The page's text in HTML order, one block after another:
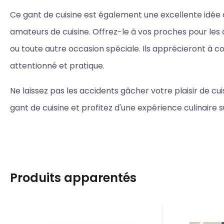
Ce gant de cuisine est également une excellente idée
amateurs de cuisine. Offrez-le à vos proches pour les
ou toute autre occasion spéciale. Ils apprécieront à
attentionné et pratique.
Ne laissez pas les accidents gâcher votre plaisir de
gant de cuisine et profitez d'une expérience culinaire
Produits apparentés